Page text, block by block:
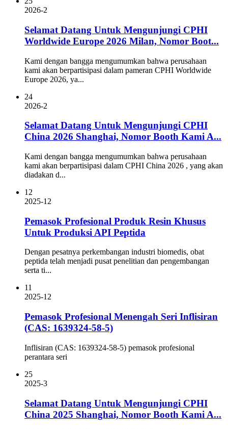
2026-2
Selamat Datang Untuk Mengunjungi CPHI
Worldwide Europe 2026 Milan, Nomor Boot...
Kami dengan bangga mengumumkan bahwa perusahaan
kami akan berpartisipasi dalam pameran CPHI Worldwide
Europe 2026, ya...
24
2026-2
Selamat Datang Untuk Mengunjungi CPHI
China 2026 Shanghai, Nomor Booth Kami A...
Kami dengan bangga mengumumkan bahwa perusahaan
kami akan berpartisipasi dalam CPHI China 2026 , yang akan
diadakan d...
12
2025-12
Pemasok Profesional Produk Resin Khusus
Untuk Produksi API Peptida
Dengan pesatnya perkembangan industri biomedis, obat
peptida telah menjadi pusat penelitian dan pengembangan
serta ti...
11
2025-12
Pemasok Profesional Menengah Seri Inflisiran
(CAS: 1639324-58-5)
Inflisiran (CAS: 1639324-58-5) pemasok profesional
perantara seri
25
2025-3
Selamat Datang Untuk Mengunjungi CPHI
China 2025 Shanghai, Nomor Booth Kami A...